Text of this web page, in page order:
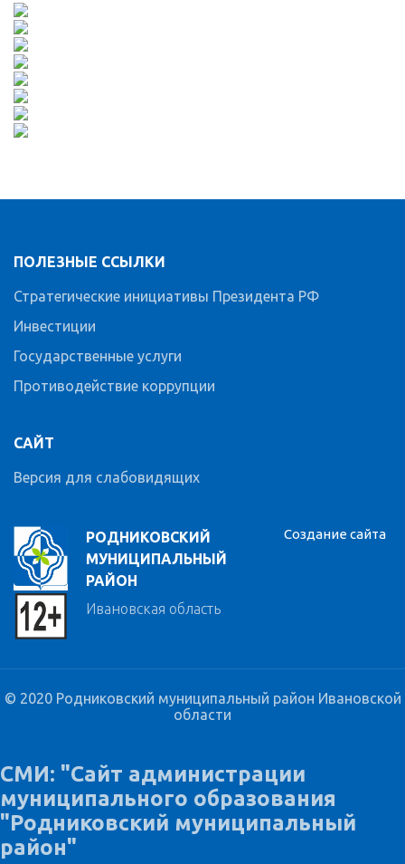
РОДНИКОВСКИЙ
МУНИЦИПАЛЬНЫЙ
РАЙОН
Ивановская область
ПОЛЕЗНЫЕ ССЫЛКИ
Стратегические инициативы Президента РФ
Инвестиции
Государственные услуги
Противодействие коррупции
САЙТ
Версия для слабовидящих
Создание сайта
© 2020 Родниковский муниципальный район Ивановской
области
СМИ: "Сайт администрации
муниципального образования
"Родниковский муниципальный
район"